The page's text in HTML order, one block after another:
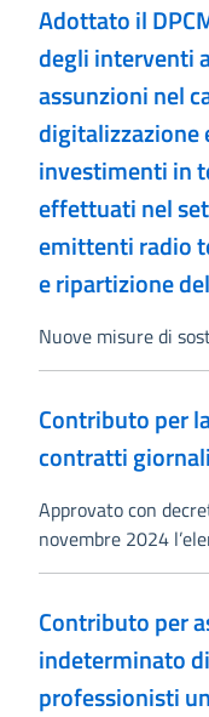
Adottato il
degli interventi
assunzioni nel
digitalizzazione
investimenti in
effettuati nel
emittenti radio
e ripartizione
Nuove misure di
Contributo per
contratti
Approvato con
novembre 2024
Contributo per
indeterminato
professionisti